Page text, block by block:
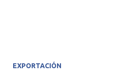
EXPORTACIÓN